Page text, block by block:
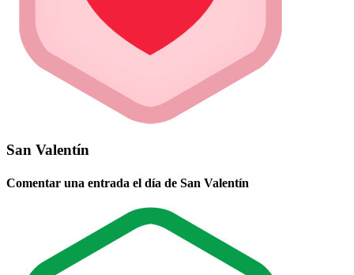
San Valentín
Comentar una entrada el día de San Valentín